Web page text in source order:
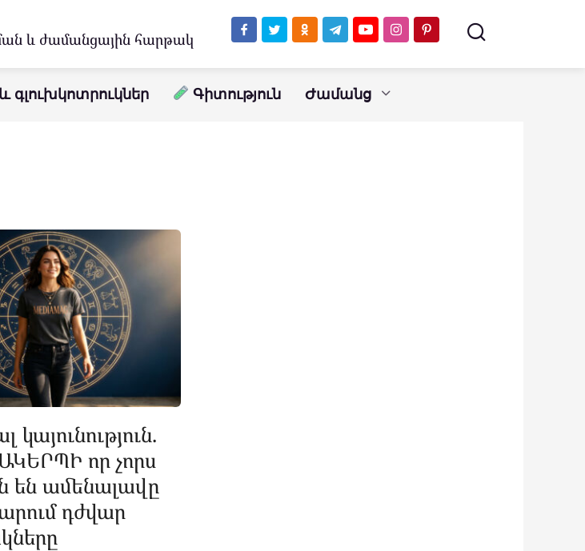
և ժամանցային հարթակ
գլուխկոտրուկներ Գիտություն Ժամանց
կայունություն.
որ չորս
են ամենալավը
դժվար